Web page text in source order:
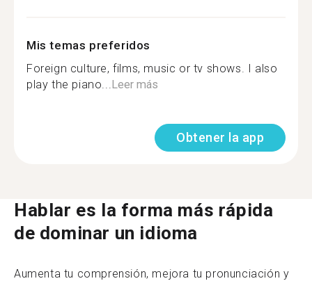
Mis temas preferidos
Foreign culture, films, music or tv shows. I also
play the piano... Leer más
Obtener la app
Hablar es la forma más rápida
de dominar un idioma
Aumenta tu comprensión, mejora tu pronunciación y